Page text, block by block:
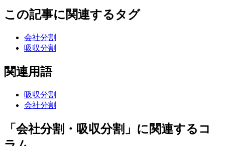
この記事に関連するタグ
会社分割
吸収分割
関連用語
吸収分割
会社分割
「会社分割・吸収分割」に関連するコ